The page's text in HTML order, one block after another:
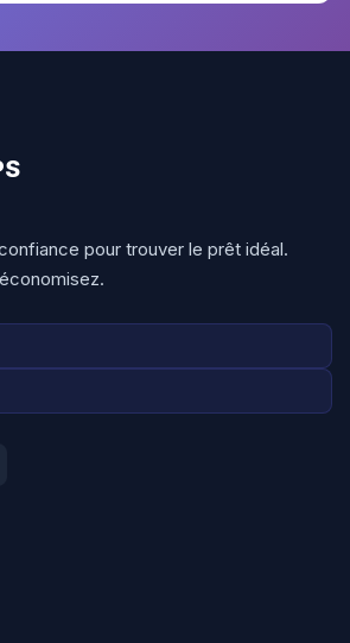
pour trouver le prêt idéal.